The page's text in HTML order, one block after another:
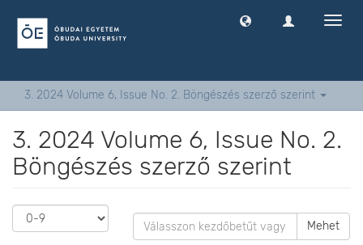
3. 2024 Volume 6, Issue No. 2. Böngészés szerző szerint
3. 2024 Volume 6, Issue No. 2.
Böngészés szerző szerint
Mehet